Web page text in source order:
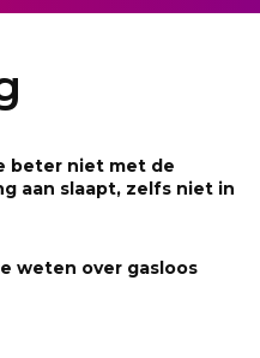
beter niet met de
aan slaapt, zelfs niet in
weten over gasloos